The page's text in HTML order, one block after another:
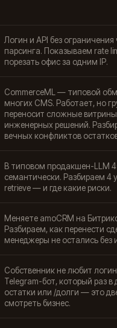
Логин и API без
парсинга. Показываем rate
порезать офис за одним IP.
CommerceML — типовой
многих CMS. Работает, но
переносит сложные
инженерных решений.
вечных конфликтов
В типовом продакшен-LLM
семантически. Разбираем 4
retrieve — и где какие риски.
Меняете amoCRM на
Разбираем, как перенести
менеджеры не остались без
Собственник не любит
Telegram-бот, который раз
остатки или /долги — это
смотреть бизнес.